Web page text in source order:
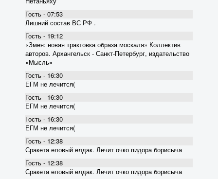
Гость - 07:53
Лишний состав ВС РФ .
Гость - 19:12
«Змея: новая трактовка образа москаля» Коллектив
авторов. Архангельск - Санкт-Петербург, издательство
«Мысль»
Гость - 16:30
ЕГМ не лечится(
Гость - 16:30
ЕГМ не лечится(
Гость - 16:30
ЕГМ не лечится(
Гость - 12:38
Сракета еловый елдак. Лечит очко пидора борисыча
Гость - 12:38
Сракета еловый елдак. Лечит очко пидора борисыча